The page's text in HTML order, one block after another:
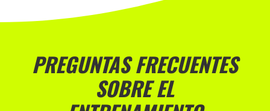
PREGUNTAS FRECUENTES
SOBRE EL